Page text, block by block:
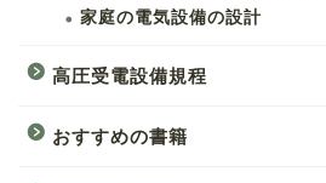
家庭の電気設備の設計
高圧受電設備規程
おすすめの書籍